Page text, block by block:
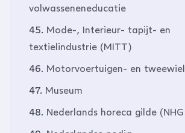
volwasseneneducatie
45. Mode-, Interieur- tapijt- en
textielindustrie (MITT)
46. Motorvoertuigen- en
47. Museum
48. Nederlands horeca gilde